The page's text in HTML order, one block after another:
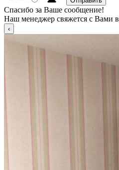
Спасибо за Ваше сообщение!
Наш менеджер свяжется с Вами